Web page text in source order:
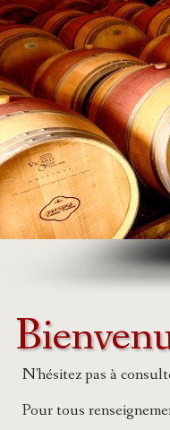
N'hésitez pas à
Pour tous